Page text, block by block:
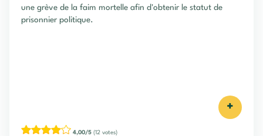
une grève de la faim mortelle afin d'obtenir le statut de
prisonnier politique.
+
4,00/5 (12 votes)